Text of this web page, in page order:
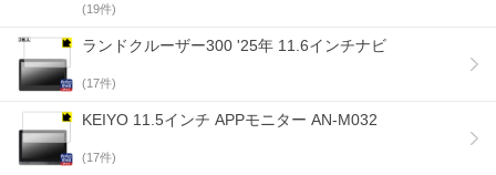
(19件)
ランドクルーザー300 '25年 11.6インチナビ
(17件)
KEIYO 11.5インチ APPモニター AN-M032
(17件)